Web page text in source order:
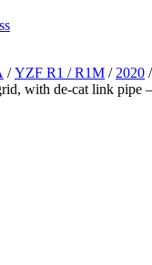
/YZF R1 / R1M / 2020
with de-cat link pipe